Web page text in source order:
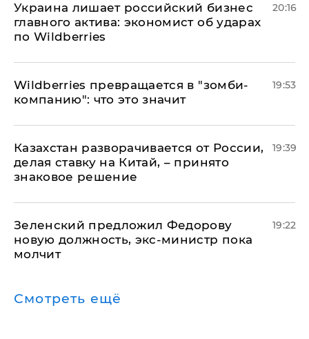
​Украина лишает российский бизнес
главного актива: экономист об ударах
по Wildberries
20:16
Wildberries превращается в "зомби-
компанию": что это значит
19:53
Казахстан разворачивается от России,
делая ставку на Китай, – принято
знаковое решение
19:39
Зеленский предложил Федорову
новую должность, экс-министр пока
молчит
19:22
Смотреть ещё